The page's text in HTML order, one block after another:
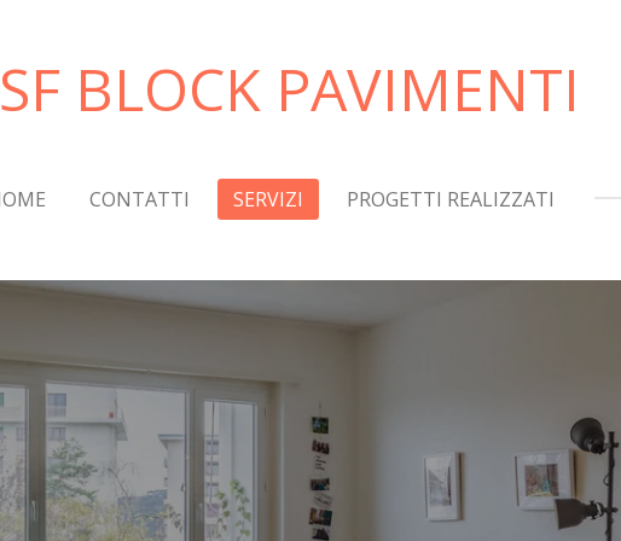
BLOCK PAVIMENTI
CONTATTI SERVIZI PROGETTI REALIZZATI